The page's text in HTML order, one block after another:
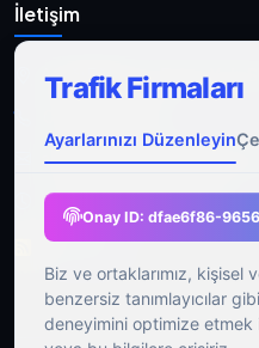
İletişim
Aşağı Eğlence, Fener Yolu
Pzt-Cmt: 09:00 - 21:00
RSS Feed
Trafik Firmaları
Ayarlarınızı Düzenleyin
Onay ID: dfae6f86-
Biz ve ortaklarımız, kişisel
benzersiz tanımlayıcılar
deneyimini optimize etmek